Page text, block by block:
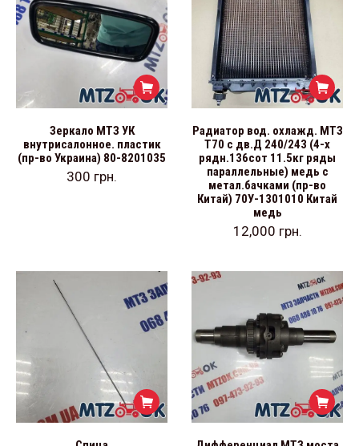
Зеркало МТЗ УК
внутрисалонное. пластик
(пр-во Украина) 80-8201035
300 грн.
Радиатор вод. охлажд. МТЗ
Т70 с дв.Д 240/243 (4-х
рядн.136сот 11.5кг ряды
параллельные) медь с
метал.бачками (пр-во
Китай) 70У-1301010 Китай
медь
12,000 грн.